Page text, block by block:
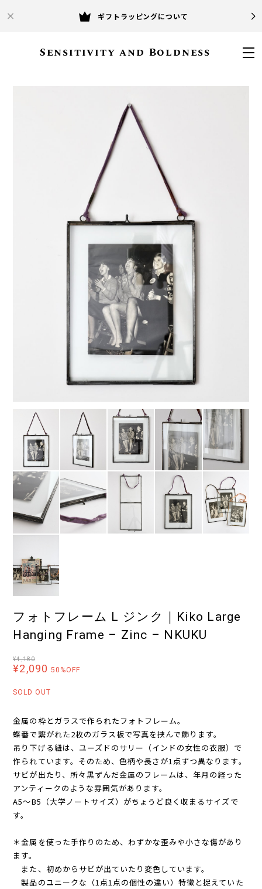
ギフトラッピングについて
Sensitivity and Boldness
フォトフレーム L ジンク｜Kiko Large
Hanging Frame – Zinc – NKUKU
¥4,180
¥2,090 50%OFF
SOLD OUT
金属の枠とガラスで作られたフォトフレーム。
蝶番で繋がれた2枚のガラス板で写真を挟んで飾ります。
吊り下げる紐は、ユーズドのサリー（インドの女性の衣服）で
作られています。そのため、色柄や長さが1点ずつ異なります。
サビが出たり、所々黒ずんだ金属のフレームは、年月の経った
アンティークのような雰囲気があります。
A5〜B5（大学ノートサイズ）がちょうど良く収まるサイズで
す。
＊金属を使った手作りのため、わずかな歪みや小さな傷があり
ます。
また、初めからサビが出ていたり変色しています。
製品のユニークな（1点1点の個性の違い）特徴と捉えていた